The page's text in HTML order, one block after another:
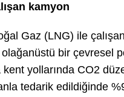
kamyon
Gaz (LNG) ile
bir çevresel
yollarında CO2
tedarik edildiğinde